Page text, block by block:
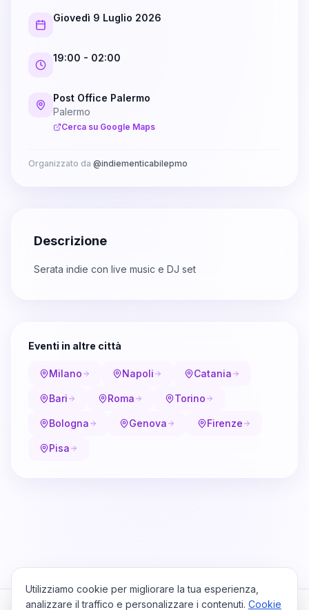
Giovedì 9 Luglio 2026
19:00 - 02:00
Post Office Palermo
Palermo
Cerca su Google Maps
Organizzato da @indiementicabilepmo
Descrizione
Serata indie con live music e DJ set
Eventi in altre città
Milano Napoli Catania
Bari Roma Torino
Bologna Genova Firenze
Pisa
Utilizziamo cookie per migliorare la tua esperienza,
analizzare il traffico e personalizzare i contenuti. Cookie